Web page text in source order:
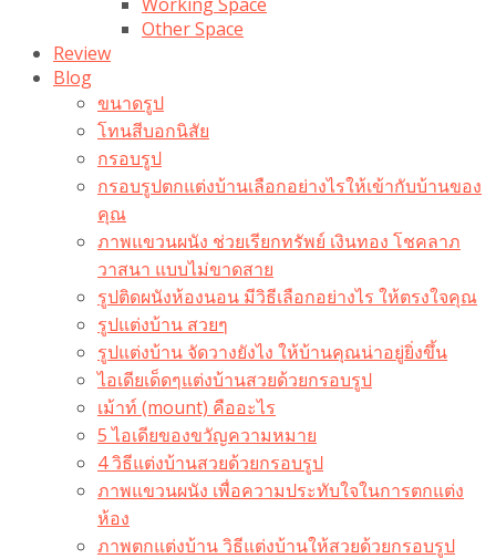
Other Space
Review
Blog
ขนาดรูป
โทนสีบอกนิสัย
กรอบรูป
กรอบรูปตกแต่งบ้านเลือกอย่างไรให้เข้ากับบ้านของ
คุณ
ภาพแขวนผนัง ช่วยเรียกทรัพย์ เงินทอง โชคลาภ
วาสนา แบบไม่ขาดสาย
รูปติดผนังห้องนอน มีวิธีเลือกอย่างไร ให้ตรงใจคุณ
รูปแต่งบ้าน สวยๆ
รูปแต่งบ้าน จัดวางยังไง ให้บ้านคุณน่าอยู่ยิ่งขึ้น
ไอเดียเด็ดๆแต่งบ้านสวยด้วยกรอบรูป
เม้าท์ (mount) คืออะไร​
5 ไอเดียของขวัญความหมาย
4 วิธีแต่งบ้านสวยด้วยกรอบรูป
ภาพแขวนผนัง เพื่อความประทับใจในการตกแต่ง
ห้อง
ภาพตกแต่งบ้าน วิธีแต่งบ้านให้สวยด้วยกรอบรูป